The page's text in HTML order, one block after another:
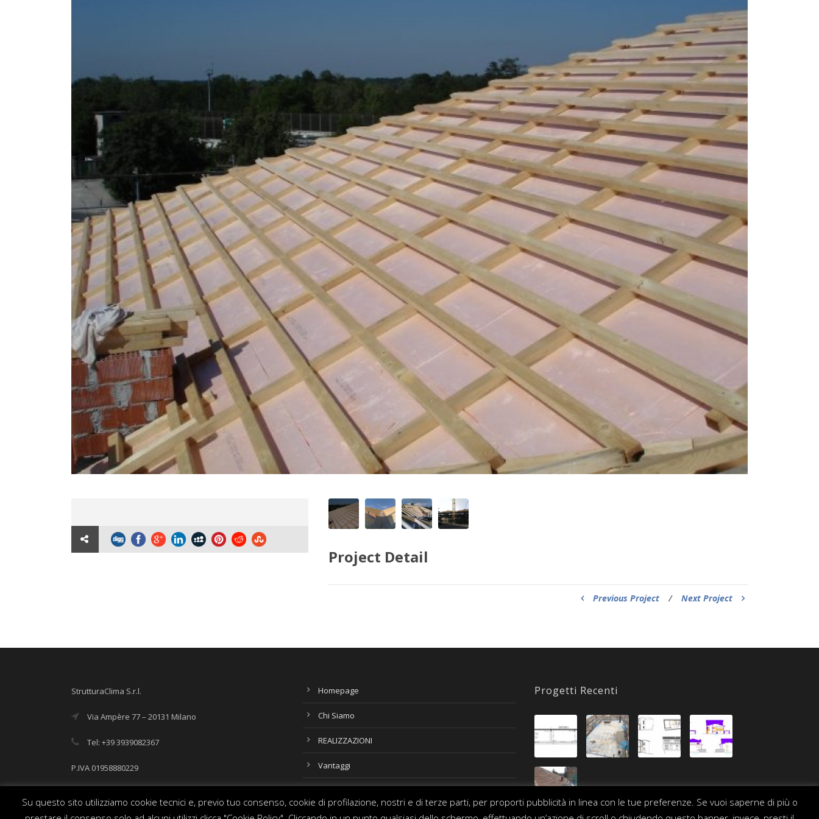
Project Detail
Previous Project / Next Project
StrutturaClima S.r.l.
Via Ampère 77 – 20131 Milano
Tel: +39 3939082367
P.IVA 01958880229
Homepage
Chi Siamo
REALIZZAZIONI
Vantaggi
Progetti Recenti
Su questo sito utilizziamo cookie tecnici e, previo tuo consenso, cookie di profilazione, nostri e di terze parti, per proporti pubblicità in linea con le tue preferenze. Se vuoi saperne di più o